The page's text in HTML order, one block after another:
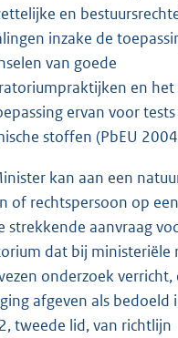
en
inzake de
van goede
en het
ervan voor
stoffen (PbEU
kan aan een
of rechtspersoon op een
strekkende aanvraag
dat bij ministeriële
onderzoek verricht,
afgeven als bedoeld
tweede lid, van richtlijn